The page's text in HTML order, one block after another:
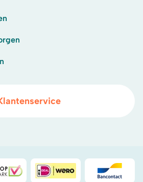
duin- & bollenstreek
WebwinkelKeuriDeal